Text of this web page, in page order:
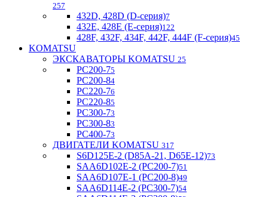
257
432D, 428D (D-серия)7
432E, 428E (E-серия)122
428F, 432F, 434F, 442F, 444F (F-серия)45
KOMATSU
ЭКСКАВАТОРЫ KOMATSU 25
PC200-75
PC200-84
PC220-76
PC220-85
PC300-73
PC300-83
PC400-73
ДВИГАТЕЛИ KOMATSU 317
S6D125E-2 (D85A-21, D65E-12)73
SAA6D102E-2 (PC200-7)51
SAA6D107E-1 (PC200-8)49
SAA6D114E-2 (PC300-7)54